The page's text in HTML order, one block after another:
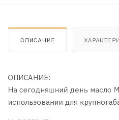
ОПИСАНИЕ
ОПИСАНИЕ:
На сегодняшний день масло
использовании для